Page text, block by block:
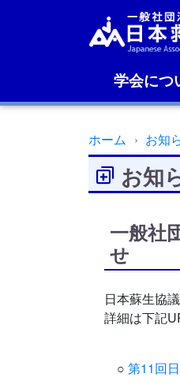
学会につ
ホーム お知
お知
一般社
せ
日本蘇生協
詳細は下記
○ 第11回